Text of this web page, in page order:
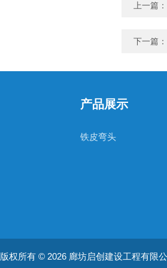
上一篇：
下一篇：
产品展示
铁皮弯头
版权所有 © 2026 廊坊启创建设工程有